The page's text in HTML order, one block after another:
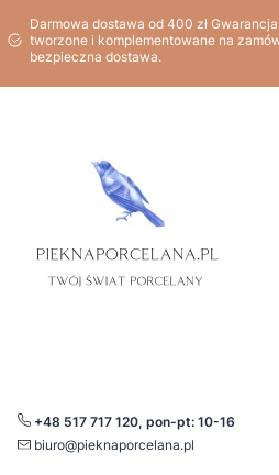
Darmowa dostawa od 400 zł
tworzone i komplementowane na
bezpieczna dostawa.
+48 517 717 120, pon-pt: 10-16
biuro@pieknaporcelana.pl